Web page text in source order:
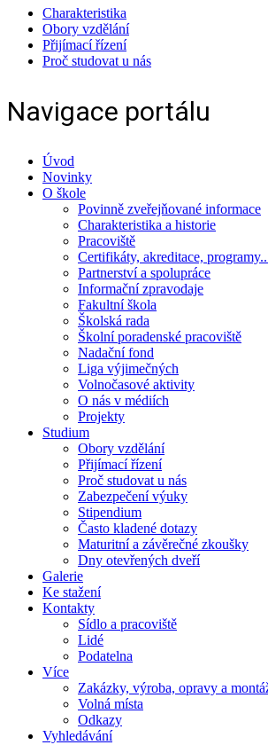
Charakteristika
Obory vzdělání
Přijímací řízení
Proč studovat u nás
Navigace portálu
Úvod
Novinky
O škole
Povinně zveřejňované informace
Charakteristika a historie
Pracoviště
Certifikáty, akreditace,
Partnerství a spolupráce
Informační zpravodaje
Fakultní škola
Školská rada
Školní poradenské pracoviště
Nadační fond
Liga výjimečných
Volnočasové aktivity
O nás v médiích
Projekty
Studium
Obory vzdělání
Přijímací řízení
Proč studovat u nás
Zabezpečení výuky
Stipendium
Často kladené dotazy
Maturitní a závěrečné zkoušky
Dny otevřených dveří
Galerie
Ke stažení
Kontakty
Sídlo a pracoviště
Lidé
Podatelna
Více
Zakázky, výroba, opravy a
Volná místa
Odkazy
Vyhledávání